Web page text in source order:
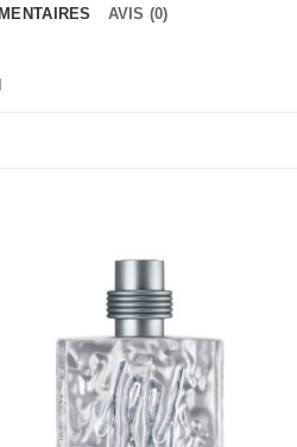
AVIS (0)